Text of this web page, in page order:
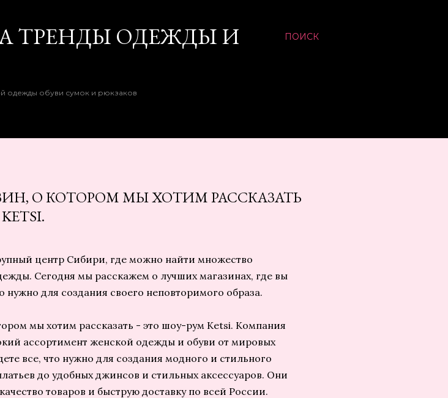
ПОИСК
ТРЕНДЫ ОДЕЖДЫ И
одежды обуви сумок и рюкзаков
О КОТОРОМ МЫ ХОТИМ РАССКАЗАТЬ
центр Сибири, где можно найти множество
Сегодня мы расскажем о лучших магазинах, где вы
нужно для создания своего неповторимого образа.
мы хотим рассказать - это шоу-рум Ketsi. Компания
ассортимент женской одежды и обуви от мировых
все, что нужно для создания модного и стильного
до удобных джинсов и стильных аксессуаров. Они
товаров и быструю доставку по всей России.